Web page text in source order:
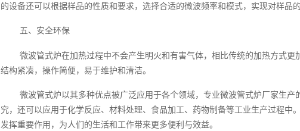
的设备还可以根据样品的性质和要求，选择合适的微波频率和模式，实现对样品的
五、安全环保
微波管式炉在加热过程中不会产生明火和有害气体，相比传统的加热方式
结构紧凑，操作简便，易于维护和清洁。
微波管式炉以其多种优点被广泛应用于各个领域，专业微波管式炉厂家生
究，还可以应用于化学反应、材料处理、食品加工、药物制备等工业生产过程中
发挥重要作用，为人们的生活和工作带来更多便利与效益。